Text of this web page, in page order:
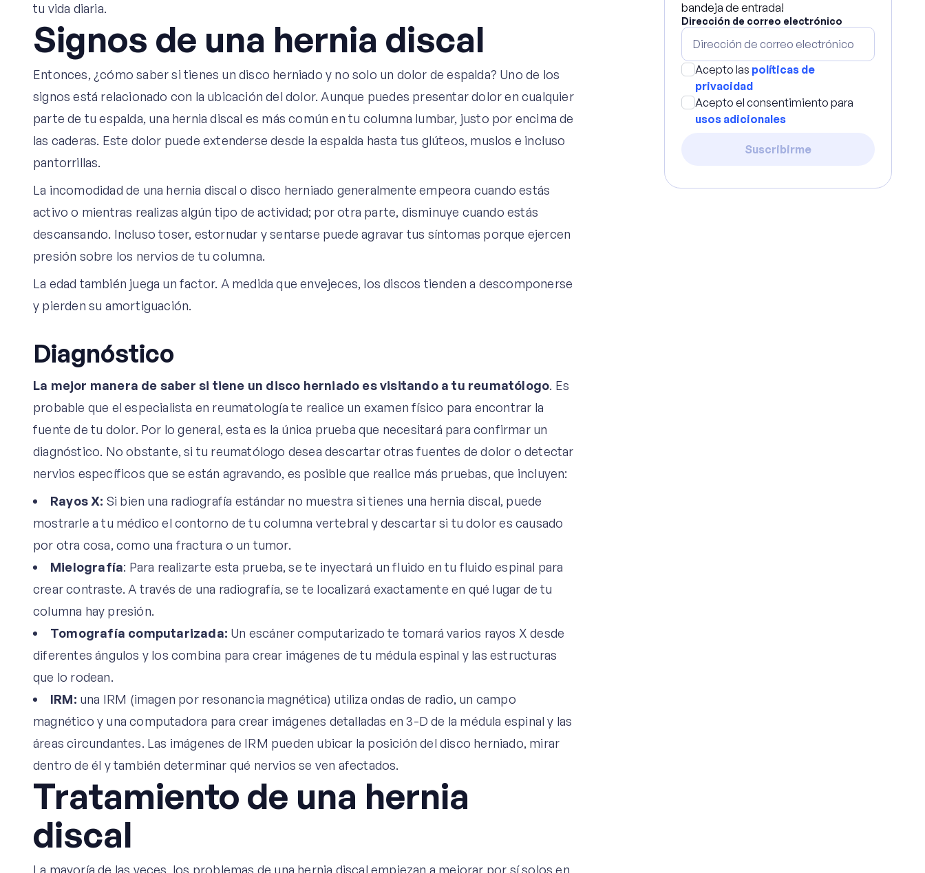
tu vida diaria.
Signos de una hernia discal
Entonces, ¿cómo saber si tienes un disco herniado y no solo un dolor de espalda? Uno de los
signos está relacionado con la ubicación del dolor. Aunque puedes presentar dolor en cualquier
parte de tu espalda, una hernia discal es más común en tu columna lumbar, justo por encima de
las caderas. Este dolor puede extenderse desde la espalda hasta tus glúteos, muslos e incluso
pantorrillas.
La incomodidad de una hernia discal o disco herniado generalmente empeora cuando estás
activo o mientras realizas algún tipo de actividad; por otra parte, disminuye cuando estás
descansando. Incluso toser, estornudar y sentarse puede agravar tus síntomas porque ejercen
presión sobre los nervios de tu columna.
La edad también juega un factor. A medida que envejeces, los discos tienden a descomponerse
y pierden su amortiguación.
Diagnóstico
La mejor manera de saber si tiene un disco herniado es visitando a tu reumatólogo. Es
probable que el especialista en reumatología te realice un examen físico para encontrar la
fuente de tu dolor. Por lo general, esta es la única prueba que necesitará para confirmar un
diagnóstico. No obstante, si tu reumatólogo desea descartar otras fuentes de dolor o detectar
nervios específicos que se están agravando, es posible que realice más pruebas, que incluyen:
Rayos X: Si bien una radiografía estándar no muestra si tienes una hernia discal, puede
mostrarle a tu médico el contorno de tu columna vertebral y descartar si tu dolor es causado
por otra cosa, como una fractura o un tumor.
Mielografía: Para realizarte esta prueba, se te inyectará un fluido en tu fluido espinal para
crear contraste. A través de una radiografía, se te localizará exactamente en qué lugar de tu
columna hay presión.
Tomografía computarizada: Un escáner computarizado te tomará varios rayos X desde
diferentes ángulos y los combina para crear imágenes de tu médula espinal y las estructuras
que lo rodean.
IRM: una IRM (imagen por resonancia magnética) utiliza ondas de radio, un campo
magnético y una computadora para crear imágenes detalladas en 3-D de la médula espinal y las
áreas circundantes. Las imágenes de IRM pueden ubicar la posición del disco herniado, mirar
dentro de él y también determinar qué nervios se ven afectados.
Tratamiento de una hernia
discal
La mayoría de las veces, los problemas de una hernia discal empiezan a mejorar por sí solos en
bandeja de entrada!
Dirección de correo electrónico
Acepto las políticas de
privacidad
Acepto el consentimiento para
usos adicionales
Suscribirme